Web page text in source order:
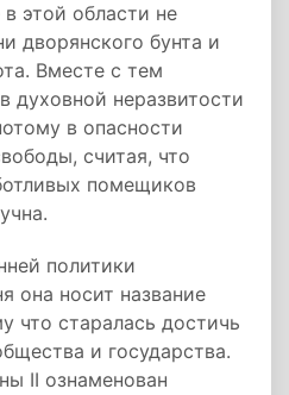
этой области не
дворянского бунта и
Вместе с тем
духовной неразвитости
в опасности
считая, что
помещиков
политики
она носит название
что старалась достичь
и государства.
II ознаменован